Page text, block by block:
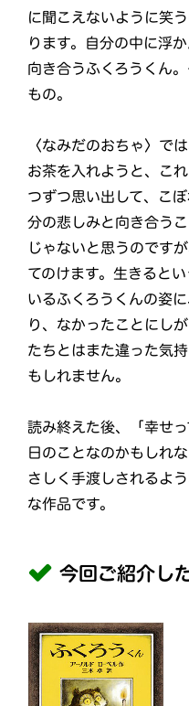
に聞こえないように笑
ります。自分の中に浮
向き合うふくろうくん
もの。
〈なみだのおちゃ〉で
お茶を入れようと、こ
つずつ思い出して、こ
分の悲しみと向き合う
じゃないと思うのです
てのけます。生きると
いるふくろうくんの姿
り、なかったことにし
たちとはまた違った気
もしれません。
読み終えた後、「幸せ
日のことなのかもしれ
さしく手渡しされるよ
な作品です。
今回ご紹介し